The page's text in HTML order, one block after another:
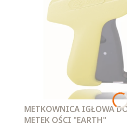
METKOWNICA IGŁOWA
METEK OŚCI "EARTH"